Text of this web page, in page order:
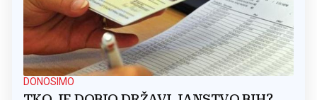
DONOSIMO